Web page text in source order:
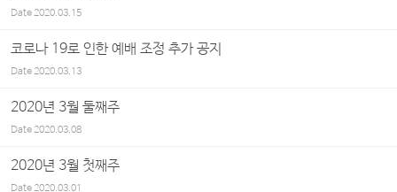
Date2020.03.15
코로나 19로 인한 예배 조정 추가 공지
Date2020.03.13
2020년 3월 둘째주
Date2020.03.08
2020년 3월 첫째주
Date2020.03.01